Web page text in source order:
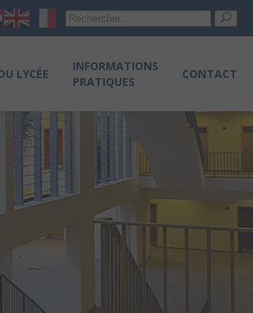
LYCÉE
INFORMATIONS
PRATIQUES
CONTACT